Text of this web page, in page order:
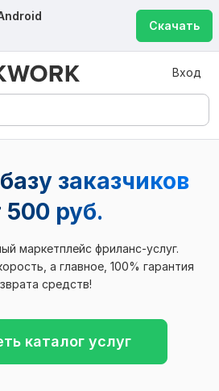
Скачать
Вход
заказчиков
500 руб.
маркетплейс фриланс-услуг.
а главное, 100% гарантия
средств!
каталог услуг